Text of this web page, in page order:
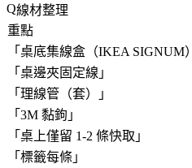
線材整理
重點
「 桌底集線盒（IKEA SIGNUM）
「 桌邊夾固定線 」
「 理線管（套） 」
「 3M 黏鉤 」
「 桌上僅留 1-2 條快取 」
「 標籤每條 」